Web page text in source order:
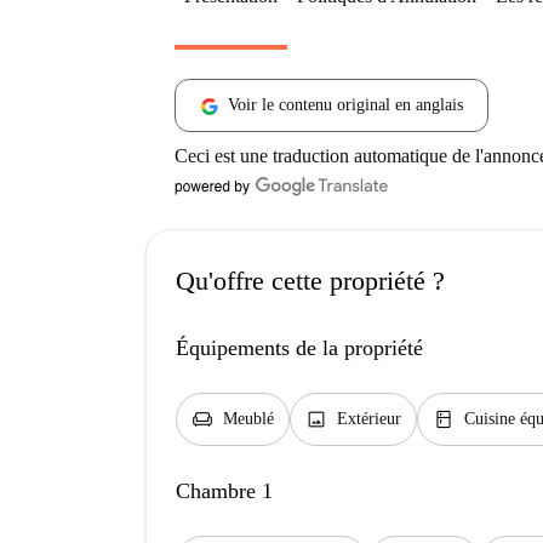
Voir le contenu original en anglais
Ceci est une traduction automatique de
Qu'offre cette propriété ?
Équipements de la propriété
chair Meublé image Extérieur kitchen Cuisine
Chambre 1